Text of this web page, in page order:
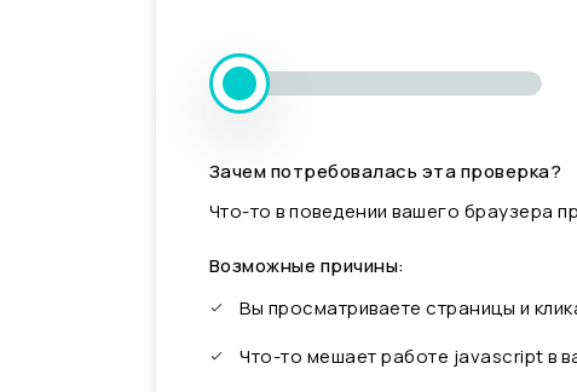
Зачем потребовалась эта проверка?
Что-то в поведении вашего браузера
Возможные причины:
Вы просматриваете страницы и
Что-то мешает работе javascript в